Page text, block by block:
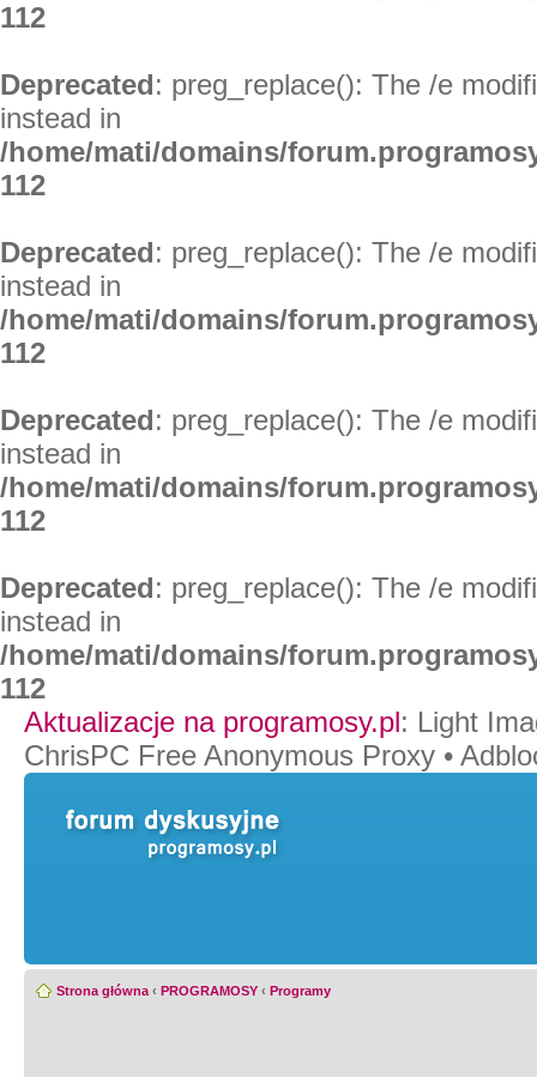
112
Deprecated: preg_replace(): The /e
instead in
/home/mati/domains/
112
Deprecated: preg_replace(): The /e
instead in
/home/mati/domains/
112
Deprecated: preg_replace(): The /e
instead in
/home/mati/domains/
112
Deprecated: preg_replace(): The /e
instead in
/home/mati/domains/
112
Aktualizacje na programosy.pl: Light
ChrisPC Free Anonymous Proxy •
Strona główna ‹ PROGRAMOSY ‹ Programy